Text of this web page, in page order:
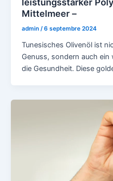
Mittelmeer –
admin/6 septembre 2024
Tunesisches Olivenöl ist
Genuss, sondern auch
die Gesundheit. Diese